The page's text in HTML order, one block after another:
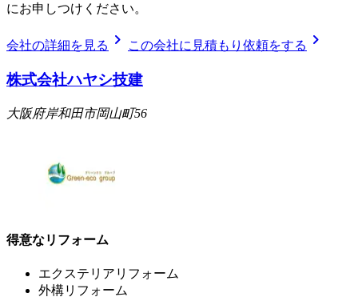
にお申しつけください。
会社の詳細を見る chevron_right この会社に見積もり依頼をする chevron_right
株式会社ハヤシ技建
大阪府岸和田市岡山町56
得意なリフォーム
エクステリアリフォーム
外構リフォーム